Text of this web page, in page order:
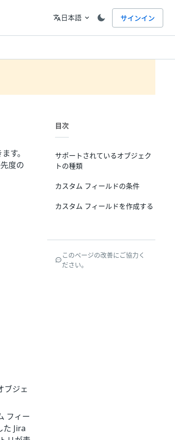
言語
translate日本語 expand_more サインイン
す。
度の
ブジェ
フィー
た Jira
目次
サポートされているオブジェク
トの種類
カスタム フィールドの条件
カスタム フィールドを作成する
このページの改善にご協力く
ださい。